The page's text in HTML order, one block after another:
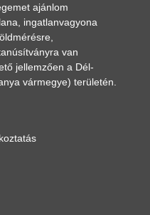
ajánlom
ingatlanvagyona
van
jellemzően a Dél-
vármegye) területén.